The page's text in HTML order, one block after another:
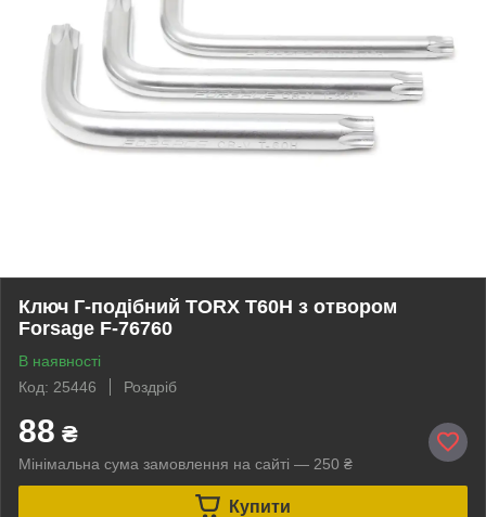
Ключ Г-подібний TORX T60H з отвором
Forsage F-76760
В наявності
Код: 25446
Роздріб
88 ₴
Мінімальна сума замовлення на сайті — 250 ₴
Купити